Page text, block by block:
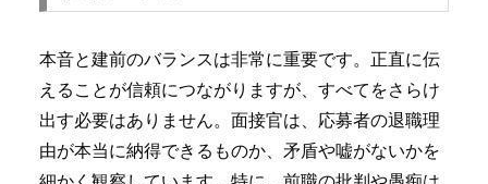
本音と建前のバランスは非常に重要です。正直に伝
えることが信頼につながりますが、すべてをさらけ
出す必要はありません。面接官は、応募者の退職理
由が本当に納得できるものか、矛盾や嘘がないかを